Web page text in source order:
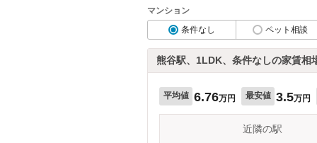
マンション
条件なし
ペット相談
熊谷駅、1LDK、条件なしの家賃相
平均値 6.76万円 最安値 3.5万円
近隣の駅